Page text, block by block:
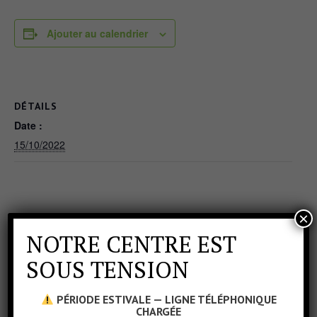
Ajouter au calendrier
DÉTAILS
Date :
15/10/2022
NOTRE CENTRE EST
SOUS TENSION
PÉRIODE ESTIVALE — LIGNE TÉLÉPHONIQUE
CHARGÉE
×